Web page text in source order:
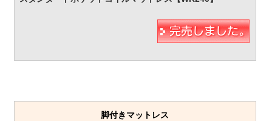
脚付きマットレス